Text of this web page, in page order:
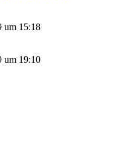
um 15:18
um 19:10